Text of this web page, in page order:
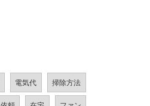
電気代 掃除方法